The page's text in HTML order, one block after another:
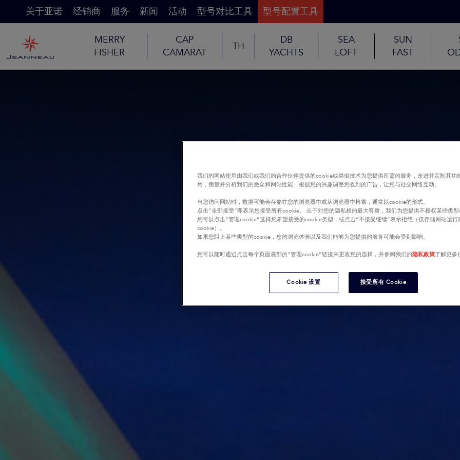
关于亚诺 经销商 服务 新闻 活动 型号对比工具 型号配置工具
MERRY
FISHER
CAP
CAMARAT
TH
DB
YACHTS
SEA
LOFT
SUN
FAST
我们的网站使用由我们或我们的合作伙伴提供的cookie或类似技术为您提供所需的服务，改进并定制其功
用，衡量并分析我们的受众和网站性能，根据您的兴趣调整您收到的广告，让您与社交网络互动。
当您访问网站时，数据可能会存储在您的浏览器中或从浏览器中检索，通常以cookie的形式。
点击“全部接受”即表示您接受所有cookie。 出于对您的隐私权的最大尊重，我们为您提供不授权某些类
您可以点击“管理cookie”选择您希望接受的cookie类型，或点击“不接受继续”表示拒绝（仅存储网站运行
cookie）。
如果您阻止某些类型的cookie，您的浏览体验以及我们能够为您提供的服务可能会受到影响。
您可以随时通过点击每个页面底部的“管理cookie”链接来更改您的选择，并参阅我们的隐私政策了解更多
Cookie 设置 接受所有 Cookie